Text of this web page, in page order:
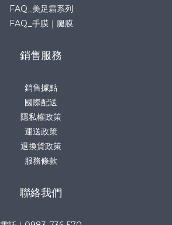
FAQ_美足霜系列
FAQ_手膜｜腿膜
銷售服務
銷售據點
國際配送
隱私權政策
運送政策
退換貨政策
服務條款
聯絡我們